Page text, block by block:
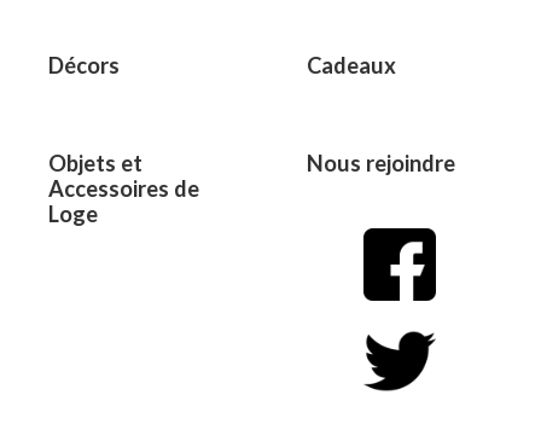
Décors Cadeaux
Objets et
Accessoires de
Loge
Nous rejoindre